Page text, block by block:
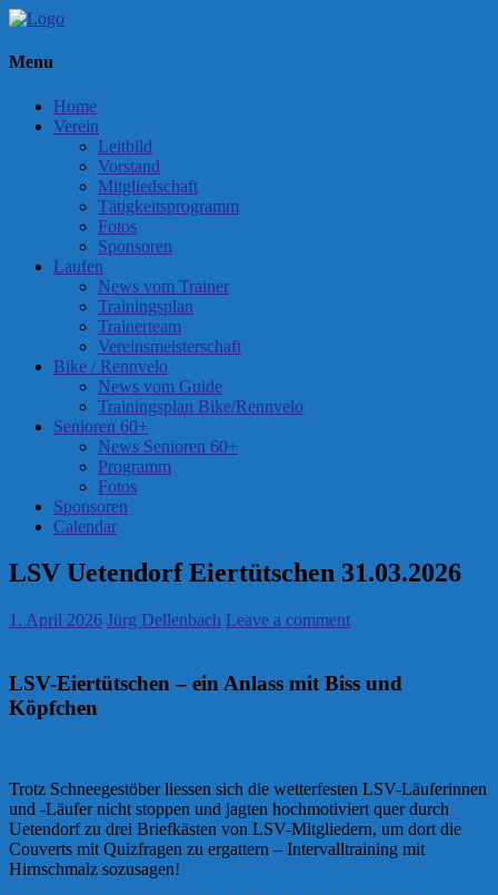
Menu
Home
Verein
Leitbild
Vorstand
Mitgliedschaft
Tätigkeitsprogramm
Fotos
Sponsoren
Laufen
News vom Trainer
Trainingsplan
Trainerteam
Vereinsmeisterschaft
Bike / Rennvelo
News vom Guide
Trainingsplan Bike/Rennvelo
Senioren 60+
News Senioren 60+
Programm
Fotos
Sponsoren
Calendar
LSV Uetendorf Eiertütschen 31.03.2026
1. April 2026 Jürg Dellenbach Leave a comment
LSV-Eiertütschen – ein Anlass mit Biss und
Köpfchen
Trotz Schneegestöber liessen sich die wetterfesten LSV-Läuferinnen
und -Läufer nicht stoppen und jagten hochmotiviert quer durch
Uetendorf zu drei Briefkästen von LSV-Mitgliedern, um dort die
Couverts mit Quizfragen zu ergattern – Intervalltraining mit
Hirnschmalz sozusagen!